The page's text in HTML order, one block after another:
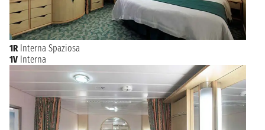
1R Interna Spaziosa
1V Interna